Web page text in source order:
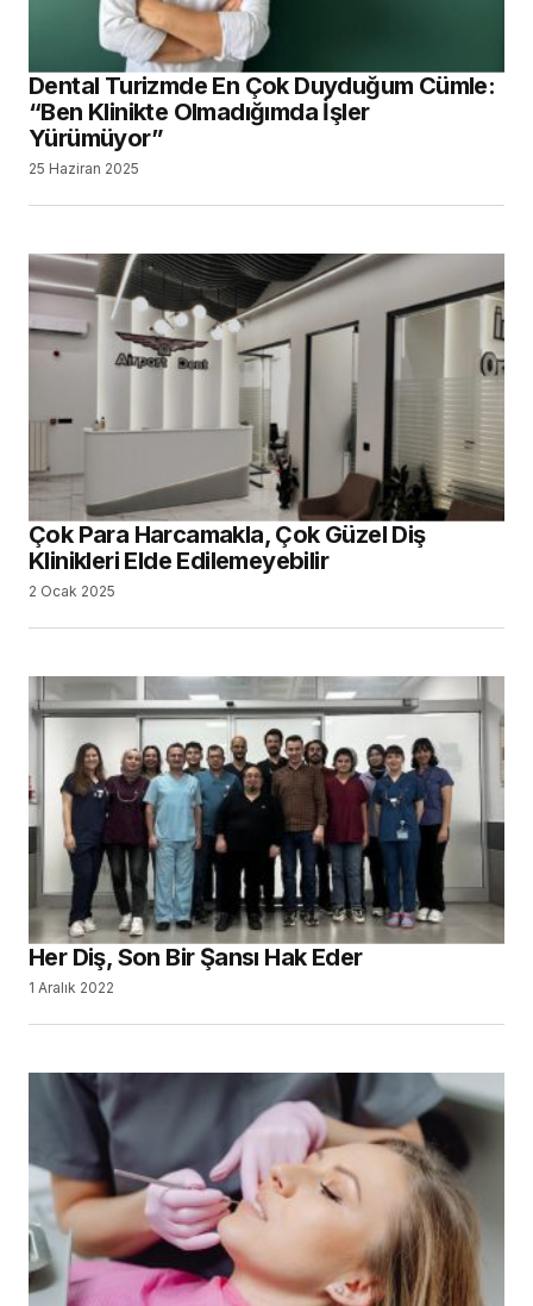
Dental Turizmde En Çok Duyduğum Cümle:
“Ben Klinikte Olmadığımda İşler
Yürümüyor”
25 Haziran 2025
Çok Para Harcamakla, Çok Güzel Diş
Klinikleri Elde Edilemeyebilir
2 Ocak 2025
Her Diş, Son Bir Şansı Hak Eder
1 Aralık 2022